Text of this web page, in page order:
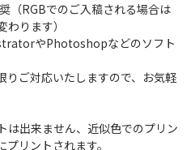
（RGBでのご入稿される場合は
ります）
やPhotoshopなどのソフト
りご対応いたしますので、お気軽
は出来ません、近似色でのプリン
リントされます。